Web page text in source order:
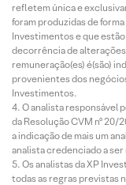
refletem única e
foram produzidas de
Investimentos e que
decorrência de alterações
remuneração(es) é(são)
provenientes dos
Investimentos.
O analista responsável
da Resolução CVM nº 20/
a indicação de mais um
analista credenciado a
Os analistas da XP
todas as regras previstas